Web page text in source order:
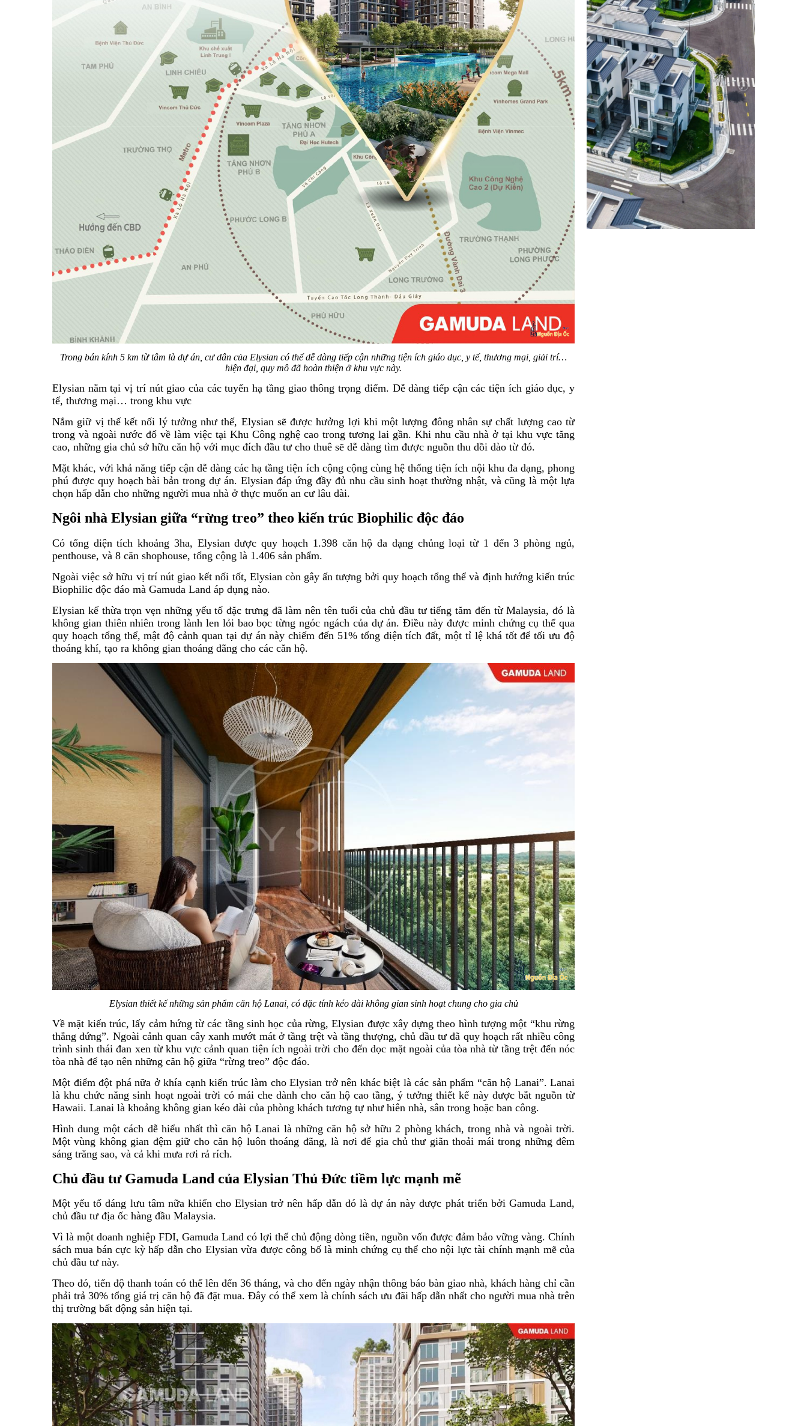
Trong bán kính 5 km từ tâm là dự án, cư dân của Elysian có thể dễ dàng tiếp cận những tiện ích giáo dục, y tế, thương mại, giải trí…
hiện đại, quy mô đã hoàn thiện ở khu vực này.
Elysian nằm tại vị trí nút giao của các tuyến hạ tầng giao thông trọng điểm. Dễ dàng tiếp cận các tiện ích giáo dục, y
tế, thương mại… trong khu vực
Nắm giữ vị thế kết nối lý tưởng như thế, Elysian sẽ được hưởng lợi khi một lượng đông nhân sự chất lượng cao từ
trong và ngoài nước đổ về làm việc tại Khu Công nghệ cao trong tương lai gần. Khi nhu cầu nhà ở tại khu vực tăng
cao, những gia chủ sở hữu căn hộ với mục đích đầu tư cho thuê sẽ dễ dàng tìm được nguồn thu dồi dào từ đó.
Mặt khác, với khả năng tiếp cận dễ dàng các hạ tầng tiện ích cộng cộng cùng hệ thống tiện ích nội khu đa dạng, phong
phú được quy hoạch bài bản trong dự án. Elysian đáp ứng đầy đủ nhu cầu sinh hoạt thường nhật, và cũng là một lựa
chọn hấp dẫn cho những người mua nhà ở thực muốn an cư lâu dài.
Ngôi nhà Elysian giữa “rừng treo” theo kiến trúc Biophilic độc đáo
Có tổng diện tích khoảng 3ha, Elysian được quy hoạch 1.398 căn hộ đa dạng chủng loại từ 1 đến 3 phòng ngủ,
penthouse, và 8 căn shophouse, tổng cộng là 1.406 sản phẩm.
Ngoài việc sở hữu vị trí nút giao kết nối tốt, Elysian còn gây ấn tượng bởi quy hoạch tổng thể và định hướng kiến trúc
Biophilic độc đáo mà Gamuda Land áp dụng nào.
Elysian kế thừa trọn vẹn những yếu tố đặc trưng đã làm nên tên tuổi của chủ đầu tư tiếng tăm đến từ Malaysia, đó là
không gian thiên nhiên trong lành len lỏi bao bọc từng ngóc ngách của dự án. Điều này được minh chứng cụ thể qua
quy hoạch tổng thể, mật độ cảnh quan tại dự án này chiếm đến 51% tổng diện tích đất, một tỉ lệ khá tốt để tối ưu độ
thoáng khí, tạo ra không gian thoáng đãng cho các căn hộ.
Elysian thiết kế những sản phẩm căn hộ Lanai, có đặc tính kéo dài không gian sinh hoạt chung cho gia chủ
Về mặt kiến trúc, lấy cảm hứng từ các tầng sinh học của rừng, Elysian được xây dựng theo hình tượng một “khu rừng
thẳng đứng”. Ngoài cảnh quan cây xanh mướt mát ở tầng trệt và tầng thượng, chủ đầu tư đã quy hoạch rất nhiều công
trình sinh thái đan xen từ khu vực cảnh quan tiện ích ngoài trời cho đến dọc mặt ngoài của tòa nhà từ tầng trệt đến nóc
tòa nhà để tạo nên những căn hộ giữa “rừng treo” độc đáo.
Một điểm đột phá nữa ở khía cạnh kiến trúc làm cho Elysian trở nên khác biệt là các sản phẩm “căn hộ Lanai”. Lanai
là khu chức năng sinh hoạt ngoài trời có mái che dành cho căn hộ cao tầng, ý tưởng thiết kế này được bắt nguồn từ
Hawaii. Lanai là khoảng không gian kéo dài của phòng khách tương tự như hiên nhà, sân trong hoặc ban công.
Hình dung một cách dễ hiểu nhất thì căn hộ Lanai là những căn hộ sở hữu 2 phòng khách, trong nhà và ngoài trời.
Một vùng không gian đệm giữ cho căn hộ luôn thoáng đãng, là nơi để gia chủ thư giãn thoải mái trong những đêm
sáng trăng sao, và cả khi mưa rơi rả rích.
Chủ đầu tư Gamuda Land của Elysian Thủ Đức tiềm lực mạnh mẽ
Một yếu tố đáng lưu tâm nữa khiến cho Elysian trở nên hấp dẫn đó là dự án này được phát triển bởi Gamuda Land,
chủ đầu tư địa ốc hàng đầu Malaysia.
Vì là một doanh nghiệp FDI, Gamuda Land có lợi thế chủ động dòng tiền, nguồn vốn được đảm bảo vững vàng. Chính
sách mua bán cực kỳ hấp dẫn cho Elysian vừa được công bố là minh chứng cụ thể cho nội lực tài chính mạnh mẽ của
chủ đầu tư này.
Theo đó, tiến độ thanh toán có thể lên đến 36 tháng, và cho đến ngày nhận thông báo bàn giao nhà, khách hàng chỉ cần
phải trả 30% tổng giá trị căn hộ đã đặt mua. Đây có thể xem là chính sách ưu đãi hấp dẫn nhất cho người mua nhà trên
thị trường bất động sản hiện tại.